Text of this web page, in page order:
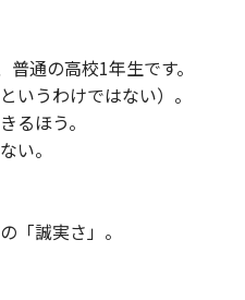
普通の高校1年生です。
いうわけではない）。
るほう。
い。
「誠実さ」。